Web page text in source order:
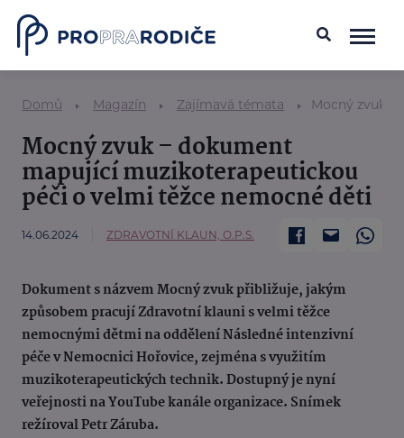
Domů Magazín Zajímavá témata Mocný zvuk
Mocný zvuk – dokument
mapující muzikoterapeutickou
péči o velmi těžce nemocné děti
14.06.2024 ZDRAVOTNÍ KLAUN, O.P.S.
Dokument s názvem Mocný zvuk přibližuje, jakým
způsobem pracují Zdravotní klauni s velmi těžce
nemocnými dětmi na oddělení Následné intenzivní
péče v Nemocnici Hořovice, zejména s využitím
muzikoterapeutických technik. Dostupný je nyní
veřejnosti na YouTube kanále organizace. Snímek
režíroval Petr Záruba.